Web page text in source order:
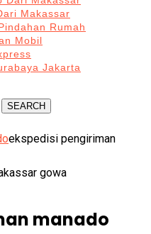
Makassar
Rumah
Mobil
Jakarta
SEARCH
ekspedisi pengiriman
manado